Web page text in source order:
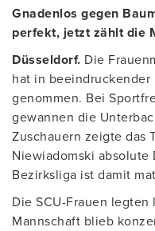
Gnadenlos gegen
perfekt, jetzt zählt die
Düsseldorf. Die
hat in
genommen. Bei
gewannen die
Zuschauern zeigte das
Niewiadomski
Bezirksliga ist damit
Die SCU-Frauen
Mannschaft blieb